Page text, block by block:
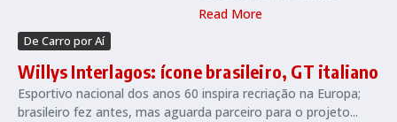
Read More
De Carro por Aí
Willys Interlagos: ícone brasileiro, GT italiano
Esportivo nacional dos anos 60 inspira recriação na Europa;
brasileiro fez antes, mas aguarda parceiro para o projeto...